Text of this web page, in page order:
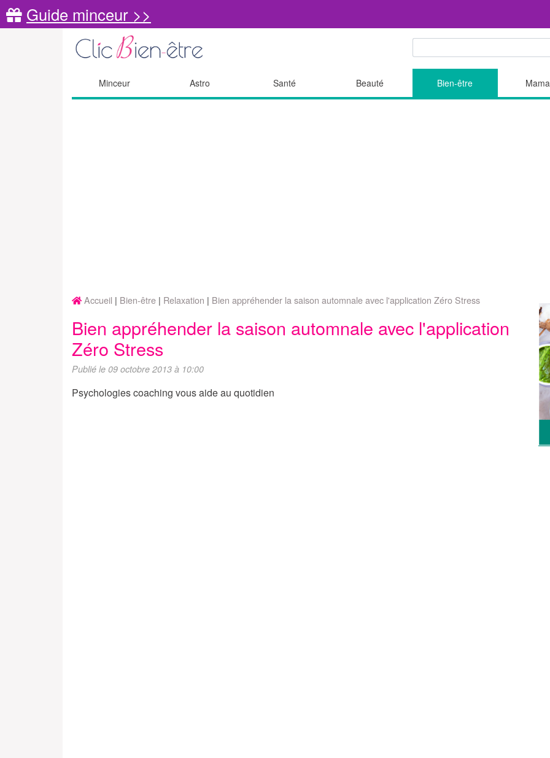
Guide minceur >>
Minceur Astro Santé Beauté Bien-être
Accueil Bien-être Relaxation Bien appréhender la saison automnale avec l'application Zéro Stress
Bien appréhender la saison automnale avec l'application
Zéro Stress
Publié le 09 octobre 2013 à 10:00
Psychologies coaching vous aide au quotidien